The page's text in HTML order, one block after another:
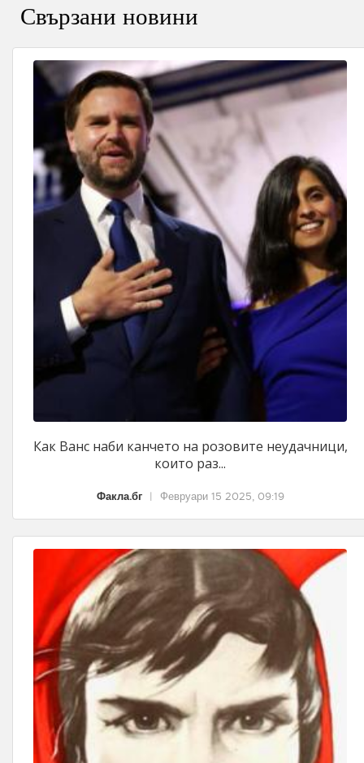
Свързани новини
Как Ванс наби канчето на розовите неудачници,
които раз...
Факла.бг Февруари 15 2025, 09:19